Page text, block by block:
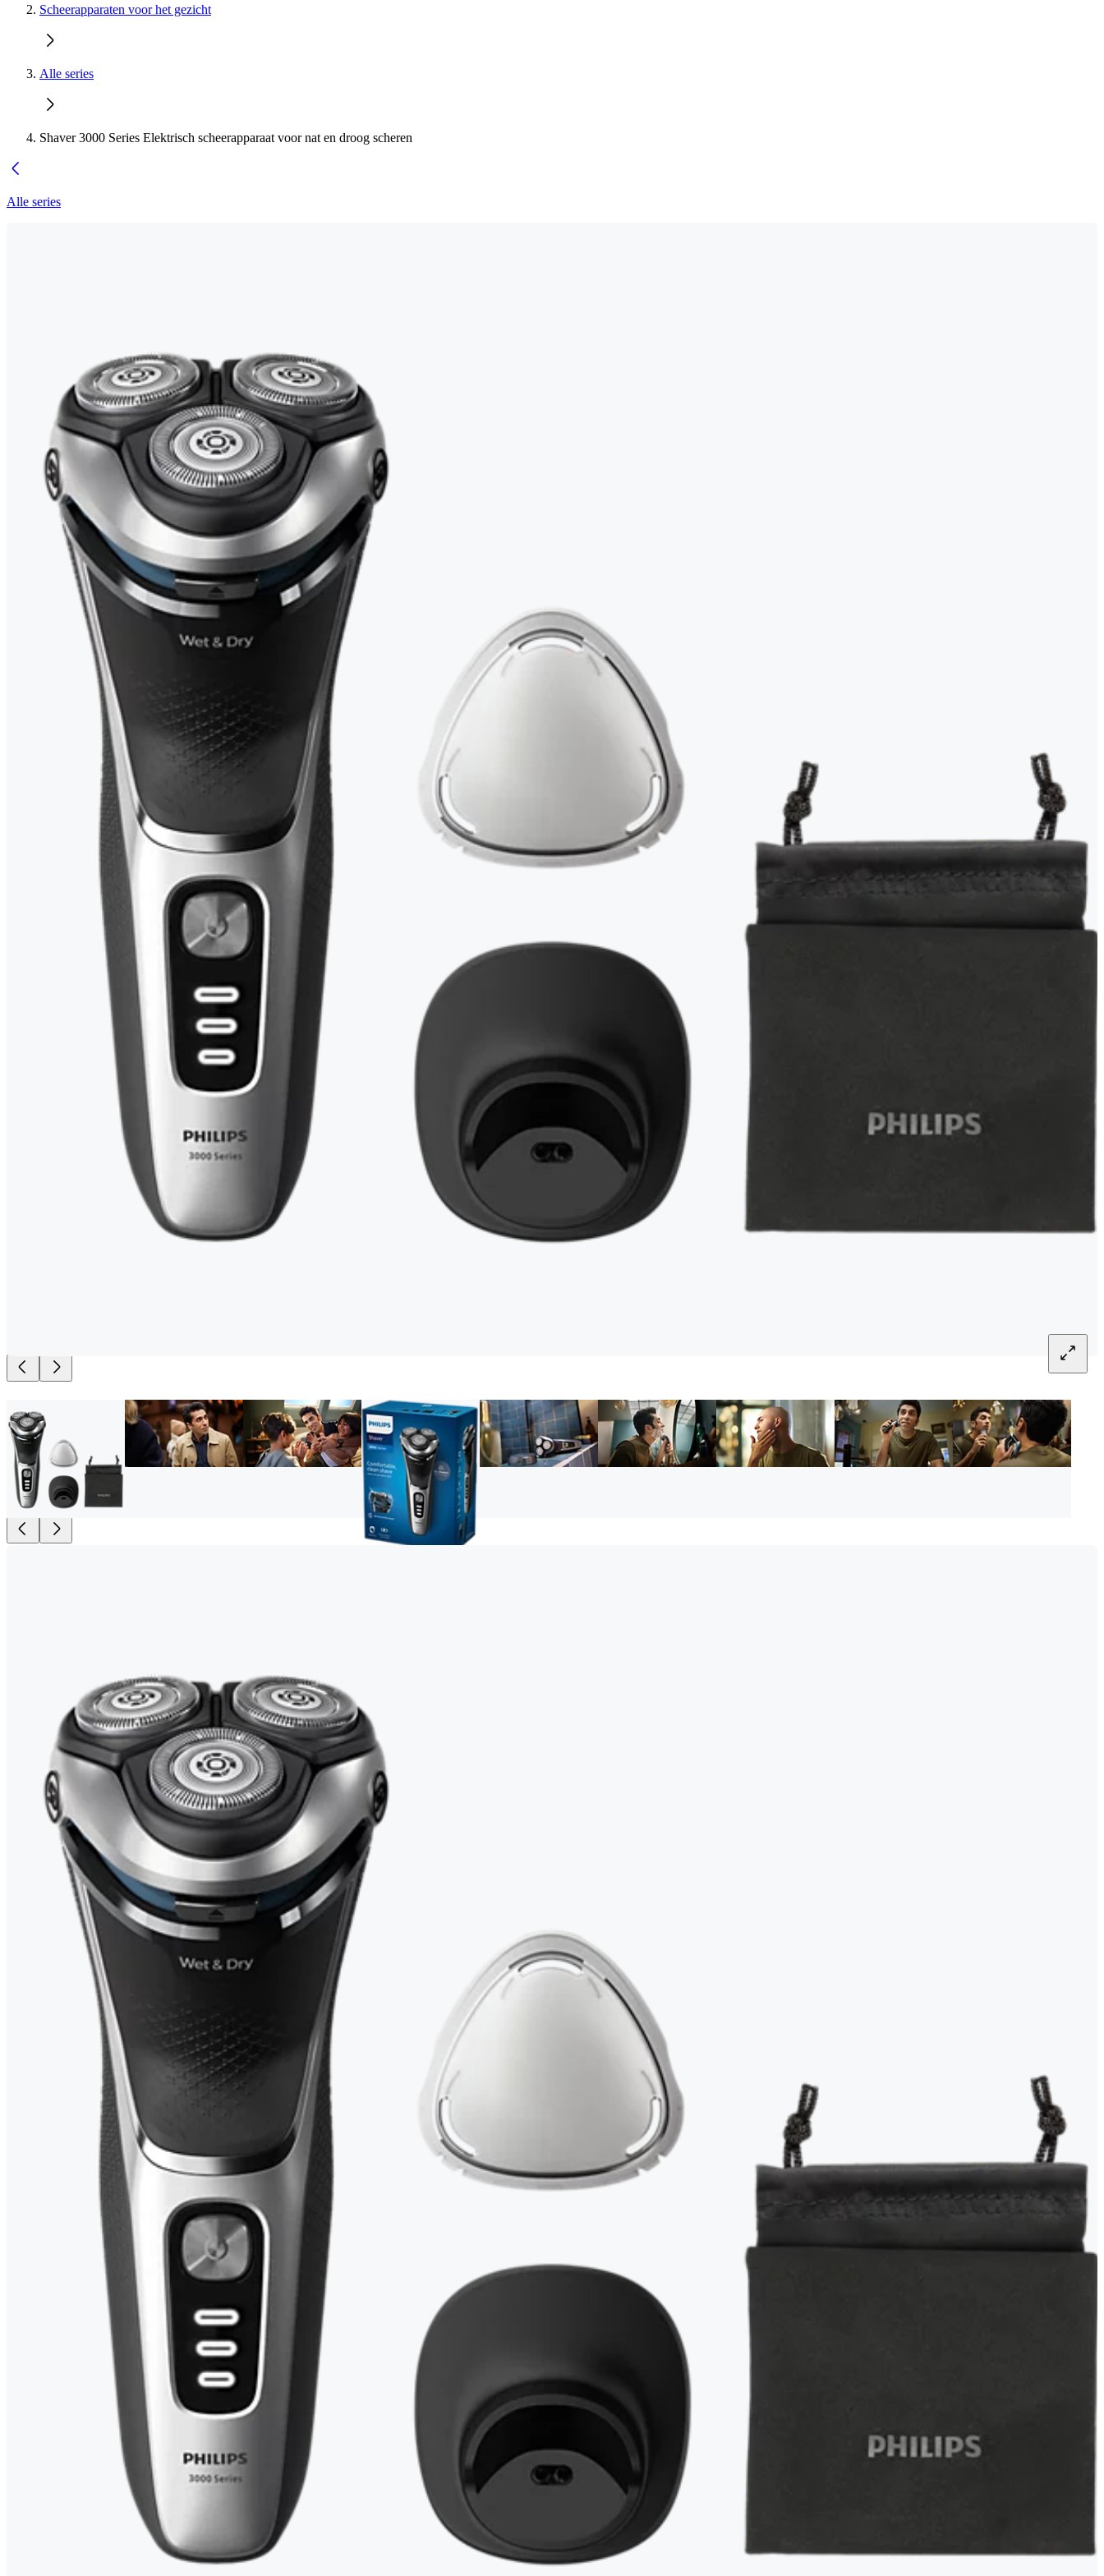
Scheerapparaten voor het gezicht
Alle series
Shaver 3000 Series Elektrisch scheerapparaat voor nat en droog scheren
Alle series